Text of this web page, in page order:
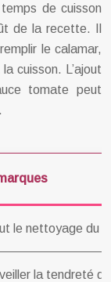
de cuisson
de la recette. Il
le calamar,
cuisson. L’ajout
tomate peut
le nettoyage du
la tendreté